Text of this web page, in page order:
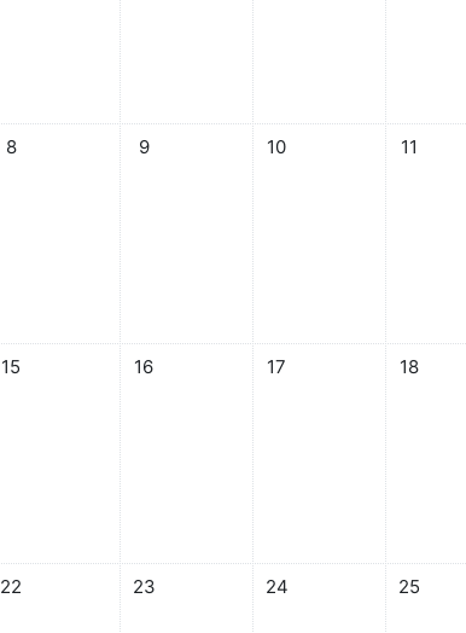
イベントなし 2024年 07月 8日
8 イベントなし 2024年 07月 9日
9 イベントなし 2024年 07
10 イベン
11
イベントなし 2024年 07月 15日
15 イベントなし 2024年 07月 16日
16 イベントなし 2024年 07
17 イベン
18
イベントなし 2024年 07月 22日
22 イベントなし 2024年 07月 23日
23 イベントなし 2024年 07
24 イベン
25